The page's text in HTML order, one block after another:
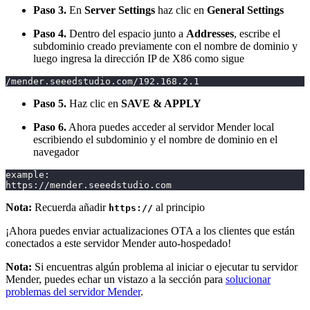
Paso 3. En Server Settings haz clic en General Settings
Paso 4. Dentro del espacio junto a Addresses, escribe el
subdominio creado previamente con el nombre de dominio y
luego ingresa la dirección IP de X86 como sigue
/mender.seeedstudio.com/192.168.2.1
Paso 5. Haz clic en SAVE & APPLY
Paso 6. Ahora puedes acceder al servidor Mender local
escribiendo el subdominio y el nombre de dominio en el
navegador
example:
https://mender.seeedstudio.com
Nota: Recuerda añadir https:// al principio
¡Ahora puedes enviar actualizaciones OTA a los clientes que están
conectados a este servidor Mender auto-hospedado!
Nota: Si encuentras algún problema al iniciar o ejecutar tu servidor
Mender, puedes echar un vistazo a la sección para solucionar
problemas del servidor Mender.